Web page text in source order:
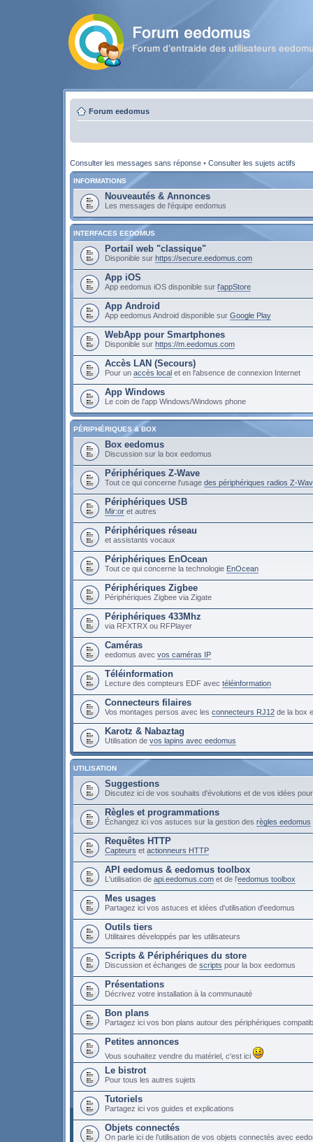
Forum eedomus
Consulter les messages sans réponse • Consulter les sujets actifs
INFORMATIONS
Nouveautés & Annonces
Les messages de l'équipe eedomus
INTERFACES EEDOMUS
Portail web "classique"
Disponible sur https://secure.eedomus.com
App iOS
App eedomus iOS disponible sur l'appStore
App Android
App eedomus Android disponible sur Google Play
WebApp pour Smartphones
Disponible sur https://m.eedomus.com
Accès LAN (Secours)
Pour un accès local et en l'absence de connexion Internet
App Windows
Le coin de l'app Windows/Windows phone
PÉRIPHÉRIQUES & BOX
Box eedomus
Discussion sur la box eedomus
Périphériques Z-Wave
Tout ce qui concerne l'usage des périphériques radios Z-
Périphériques USB
Mir:or et autres
Périphériques réseau
et assistants vocaux
Périphériques EnOcean
Tout ce qui concerne la technologie EnOcean
Périphériques Zigbee
Périphériques Zigbee via Zigate
Périphériques 433Mhz
via RFXTRX ou RFPlayer
Caméras
eedomus avec vos caméras IP
Téléinformation
Lecture des compteurs EDF avec téléinformation
Connecteurs filaires
Vos montages persos avec les connecteurs RJ12 de la box
Karotz & Nabaztag
Utilisation de vos lapins avec eedomus
UTILISATION
Suggestions
Discutez ici de vos souhaits d'évolutions et de vos idées
Règles et programmations
Échangez ici vos astuces sur la gestion des règles eedomus
Requêtes HTTP
Capteurs et actionneurs HTTP
API eedomus & eedomus toolbox
L'utilisation de api.eedomus.com et de l'eedomus toolbox
Mes usages
Partagez ici vos astuces et idées d'utilisation d'eedomus
Outils tiers
Utilitaires développés par les utilisateurs
Scripts & Périphériques du store
Discussion et échanges de scripts pour la box eedomus
Présentations
Décrivez votre installation à la communauté
Bon plans
Partagez ici vos bon plans autour des périphériques
Petites annonces
Vous souhaitez vendre du matériel, c'est ici
Le bistrot
Pour tous les autres sujets
Tutoriels
Partagez ici vos guides et explications
Objets connectés
On parle ici de l’utilisation de vos objets connectés avec